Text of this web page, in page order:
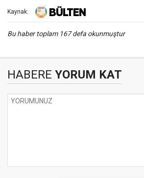
Kaynak:
Bu haber toplam 167 defa okunmuştur
HABERE YORUM KAT